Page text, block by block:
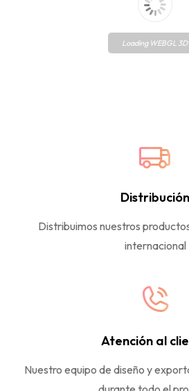
Loading WEBGL 3D
Distribución
Distribuimos nuestros
internacional
Atención al
Nuestro equipo de diseño y